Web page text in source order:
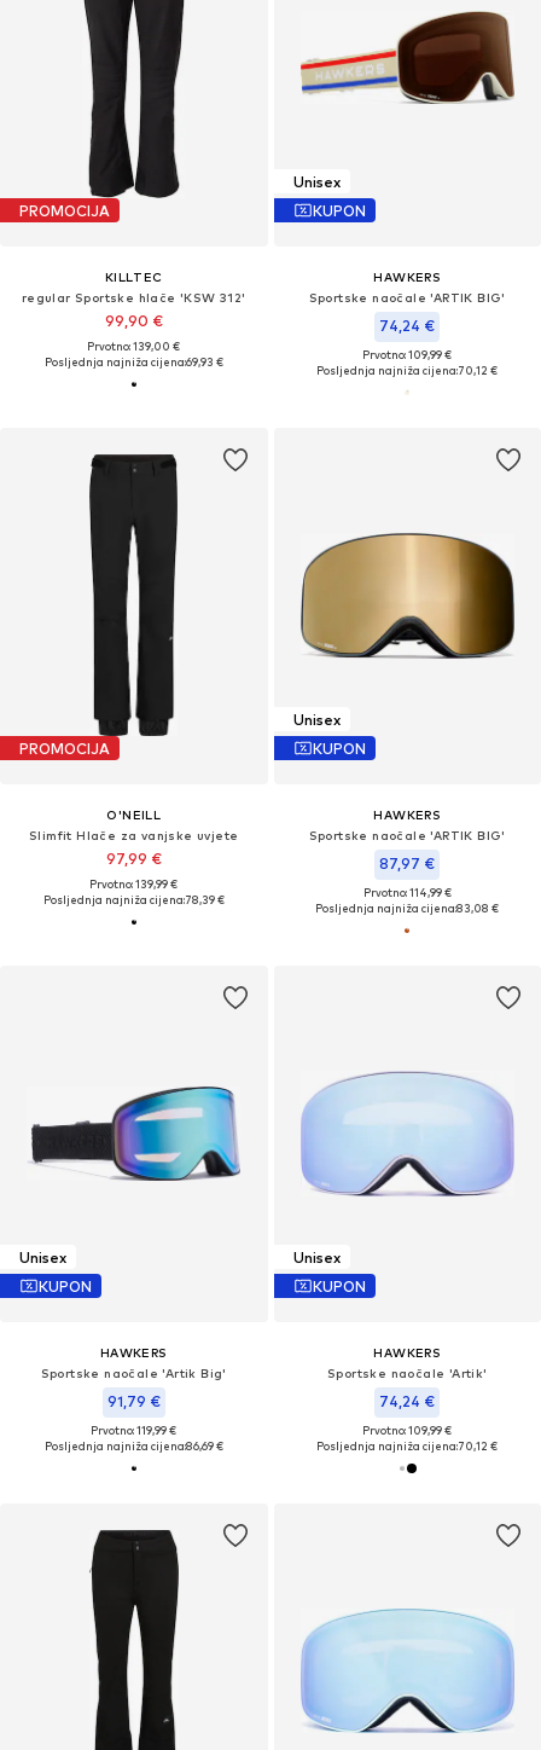
PROMOCIJA
KILLTEC
regular Sportske hlače 'KSW 312'
99,90 €
Prvotno: 139,00 €
Posljednja najniža cijena:69,93 €
Unisex
KUPON
HAWKERS
Sportske naočale 'ARTIK BIG'
74,24 €
Prvotno: 109,99 €
Posljednja najniža cijena:70,12 €
PROMOCIJA
O'NEILL
Slimfit Hlače za vanjske uvjete
97,99 €
Prvotno: 139,99 €
Posljednja najniža cijena:78,39 €
Unisex
KUPON
HAWKERS
Sportske naočale 'ARTIK BIG'
87,97 €
Prvotno: 114,99 €
Posljednja najniža cijena:83,08 €
Unisex
KUPON
HAWKERS
Sportske naočale 'Artik Big'
91,79 €
Prvotno: 119,99 €
Posljednja najniža cijena:86,69 €
Unisex
KUPON
HAWKERS
Sportske naočale 'Artik'
74,24 €
Prvotno: 109,99 €
Posljednja najniža cijena:70,12 €